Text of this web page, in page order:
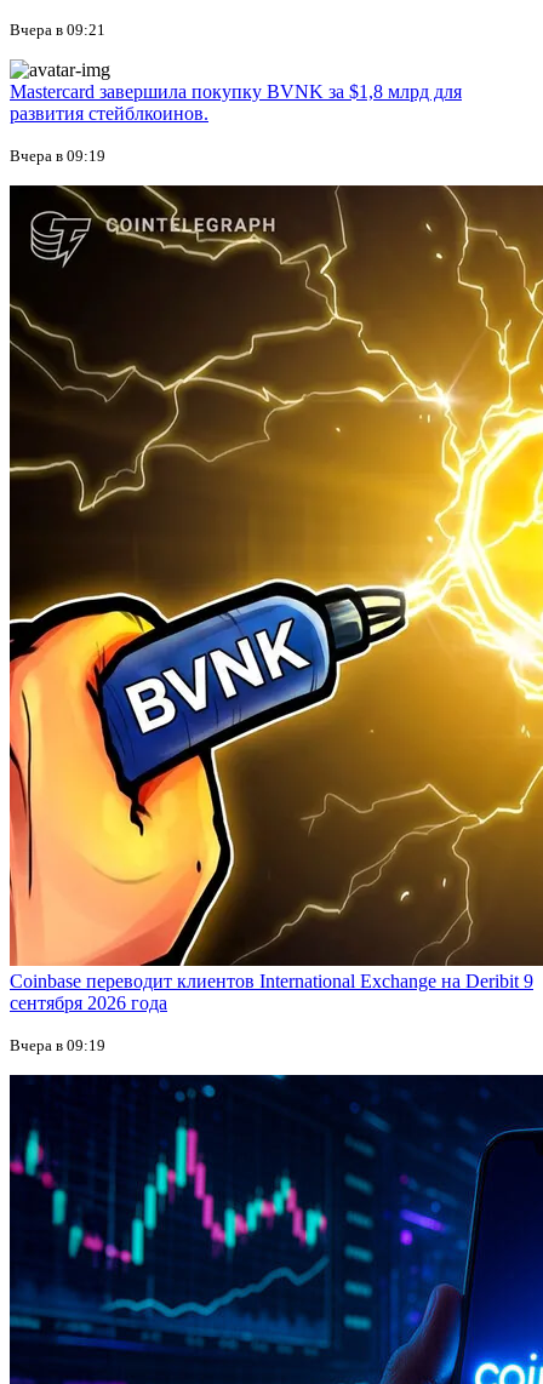
Вчера в 09:21
Mastercard завершила покупку BVNK за $1,8 млрд для
развития стейблкоинов.
Вчера в 09:19
Coinbase переводит клиентов International Exchange на Deribit 9
сентября 2026 года
Вчера в 09:19